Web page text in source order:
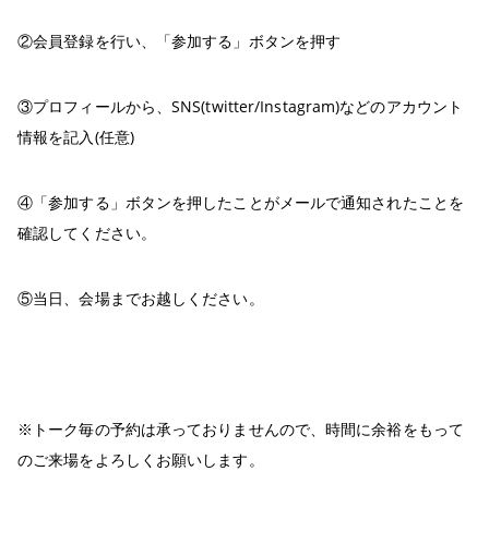
②会員登録を行い、「参加する」ボタンを押す
③プロフィールから、SNS(twitter/Instagram)などのアカウント
情報を記入(任意)
④「参加する」ボタンを押したことがメールで通知されたことを
確認してください。
⑤当日、会場までお越しください。
※トーク毎の予約は承っておりませんので、時間に余裕をもって
のご来場をよろしくお願いします。